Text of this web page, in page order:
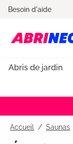
Passer à
Besoin d'aide
Abris de jardin
Accueil Saunas